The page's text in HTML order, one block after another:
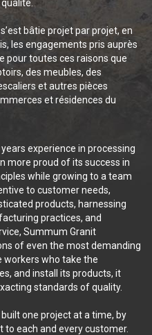
bâtie projet par projet, en
les engagements pris auprès
pour toutes ces raisons que
des meubles, des
et autres pièces
et résidences du
experience in processing
more proud of its success in
while growing to a team
to customer needs,
products, harnessing
practices, and
Summum Granit
of even the most demanding
who take the
and install its products, it
standards of quality.
one project at a time, by
each and every customer.